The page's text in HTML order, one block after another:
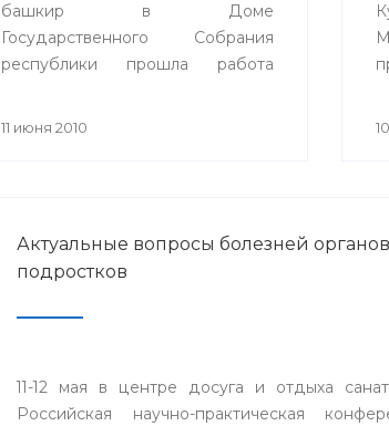
башкир в Доме
Государственного Собрания
республики прошла работа
11 июня 2010
Актуальные вопросы болезней
подростков
11-12 мая в центре досуга и отдыха
Российская научно-практическая